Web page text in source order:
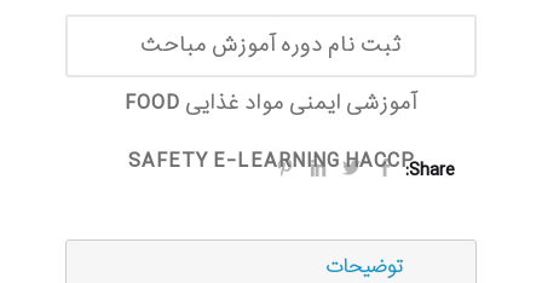
ثبت نام دوره آموزش مباحث
آموزشی ایمنی مواد غذایی FOOD
SAFETY E-LEARNING HACCPShare:
توضیحات